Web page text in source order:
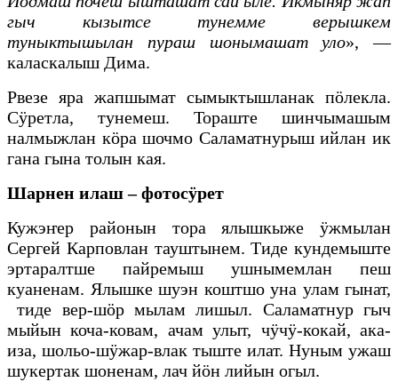
гыч кызытсе тунемме верышкем
туныктышылан пураш шонымашат уло», —
каласкалыш Дима.
Рвезе яра жапшымат сымыктышланак пӧлекла.
Сӱретла, тунемеш. Тораште шинчымашым
налмыжлан кӧра шочмо Саламатнурыш ийлан ик
гана гына толын кая.
Шарнен илаш – фотосӱрет
Кужэҥер районын тора ялышкыже ӱжмылан
Сергей Карповлан тауштынем. Тиде кундемыште
эртаралтше пайремыш ушнымемлан пеш
куаненам. Ялышке шуэн коштшо уна улам гынат,
тиде вер-шӧр мылам лишыл. Саламатнур гыч
мыйын коча-ковам, ачам улыт, чӱчӱ-кокай, ака-
иза, шольо-шӱжар-влак тыште илат. Нуным ужаш
шукертак шоненам, лач йӧн лийын огыл.